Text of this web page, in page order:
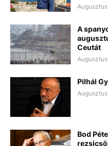
A
Ceutát
Pilhál
Bod